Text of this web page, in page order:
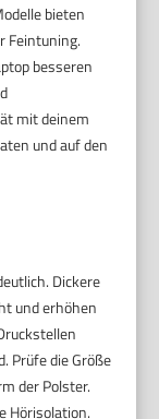
bieten
Feintuning.
besseren
mit deinem
und auf den
Dickere
und erhöhen
Prüfe die Größe
der Polster.
Hörisolation.